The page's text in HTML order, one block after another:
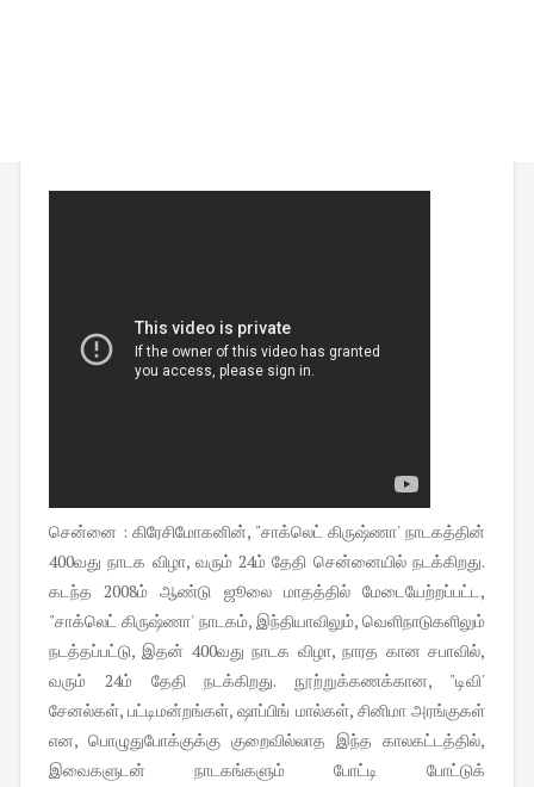
சென்னை : கிரேசிமோகனின், "சாக்லெட் கிருஷ்ணா' நாடகத்தின்
400வது நாடக விழா, வரும் 24ம் தேதி சென்னையில் நடக்கிறது.
கடந்த 2008ம் ஆண்டு ஜூலை மாதத்தில் மேடையேற்றப்பட்ட,
"சாக்லெட் கிருஷ்ணா' நாடகம், இந்தியாவிலும், வெளிநாடுகளிலும்
நடத்தப்பட்டு, இதன் 400வது நாடக விழா, நாரத கான சபாவில்,
வரும் 24ம் தேதி நடக்கிறது. நூற்றுக்கணக்கான, "டிவி'
சேனல்கள், பட்டிமன்றங்கள், ஷாப்பிங் மால்கள், சினிமா அரங்குகள்
என, பொழுதுபோக்குக்கு குறைவில்லாத இந்த காலகட்டத்தில்,
இவைகளுடன் நாடகங்களும் போட்டி போட்டுக்